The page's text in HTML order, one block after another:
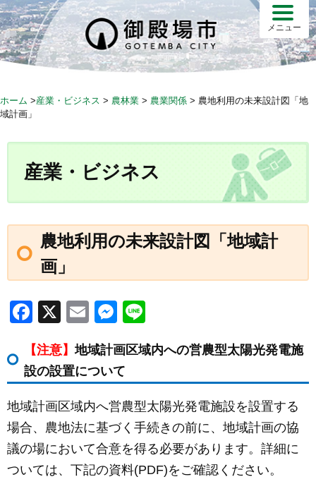
S
k
i
p
c
メニュー
ホーム >産業・ビジネス > 農林業 > 農業関係 > 農地利用の未来設計図「地
域計画」
産業・ビジネス
農地利用の未来設計図「地域計
画」
F
c
e
b
o
o
k
X
E
ail
M
ss
e
n
g
er
e
【注意】地域計画区域内への営農型太陽光発電施
設の設置について
地域計画区域内へ営農型太陽光発電施設を設置する
場合、農地法に基づく手続きの前に、地域計画の協
議の場において合意を得る必要があります。詳細に
ついては、下記の資料(PDF)をご確認ください。